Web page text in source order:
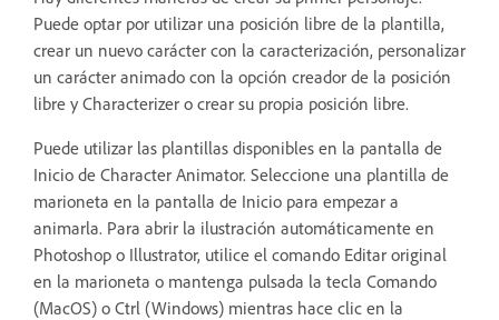
Puede optar por utilizar una posición libre de la plantilla,
crear un nuevo carácter con la caracterización, personalizar
un carácter animado con la opción creador de la posición
libre y Characterizer o crear su propia posición libre.
Puede utilizar las plantillas disponibles en la pantalla de
Inicio de Character Animator. Seleccione una plantilla de
marioneta en la pantalla de Inicio para empezar a
animarla. Para abrir la ilustración automáticamente en
Photoshop o Illustrator, utilice el comando Editar original
en la marioneta o mantenga pulsada la tecla Comando
(MacOS) o Ctrl (Windows) mientras hace clic en la